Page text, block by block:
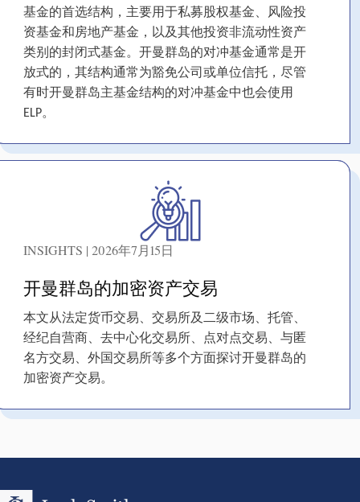
基金的首选结构，主要用于私募股权基金、风险投
资基金和房地产基金，以及其他投资非流动性资产
类别的封闭式基金。开曼群岛的对冲基金通常是开
放式的，其结构通常为豁免公司或单位信托，尽管
有时开曼群岛主基金结构的对冲基金中也会使用
ELP。
INSIGHTS | 2026年7月15日
开曼群岛的加密资产交易
本文从法定货币交易、交易所及二级市场、托管、
经纪自营商、去中心化交易所、点对点交易、与匿
名方交易、外国交易所等多个方面探讨开曼群岛的
加密资产交易。